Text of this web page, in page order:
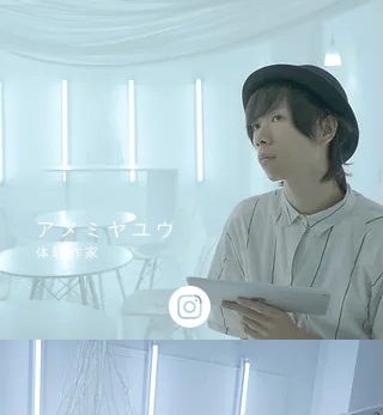
アメミヤユウ
体験作家